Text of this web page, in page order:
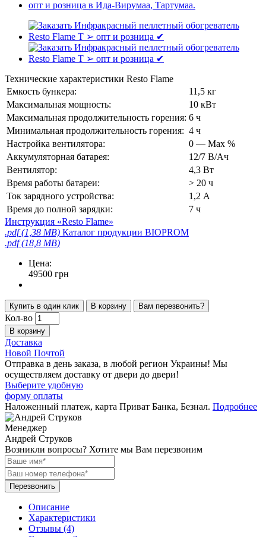
Технические характеристики Resto Flame
Емкость бункера:
11,5 кг
Максимальная мощность:
10 кВт
Максимальная продолжительность горения: 6 ч
Минимальная продолжительность горения: 4 ч
Настройка вентилятора:
0 — Max %
Аккумуляторная батарея:
12/7 В/Ач
Вентилятор:
4,3 Вт
Время работы батареи:
> 20 ч
Ток зарядного устройства:
1,2 А
Время до полной зарядки:
7 ч
Инструкция «Resto Flame»
.pdf (1,38 MB) Каталог продукции BIOPROM
.pdf (18,8 MB)
Цена:
49500 грн
Купить в один клик В корзину Вам перезвонить?
Кол-во
В корзину
Доставка
Новой Почтой
Отправка в день заказа, в любой регион Украины! Мы
осуществляем доставку от двери до двери!
Выберите удобную
форму оплаты
Наложенный платеж, карта Приват Банка, Безнал. Подробнее
Менеджер
Андрей Струков
Возникли вопросы? Хотите мы Вам перезвоним
Перезвонить
Описание
Характеристики
Отзывы (4)